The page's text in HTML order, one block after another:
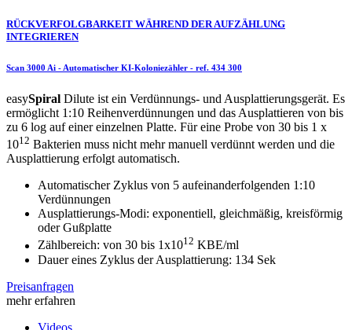
RÜCKVERFOLGBARKEIT WÄHREND DER AUFZÄHLUNG
INTEGRIEREN
Scan 3000 Ai - Automatischer KI-Koloniezähler - ref. 434 300
easySpiral Dilute ist ein Verdünnungs- und Ausplattierungsgerät. Es
ermöglicht 1:10 Reihenverdünnungen und das Ausplattieren von bis
zu 6 log auf einer einzelnen Platte. Für eine Probe von 30 bis 1 x
1012 Bakterien muss nicht mehr manuell verdünnt werden und die
Ausplattierung erfolgt automatisch.
Automatischer Zyklus von 5 aufeinanderfolgenden 1:10
Verdünnungen
Ausplattierungs-Modi: exponentiell, gleichmäßig, kreisförmig
oder Gußplatte
Zählbereich: von 30 bis 1x1012 KBE/ml
Dauer eines Zyklus der Ausplattierung: 134 Sek
Preisanfragen
mehr erfahren
Videos